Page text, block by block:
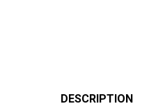
DESCRIPTION